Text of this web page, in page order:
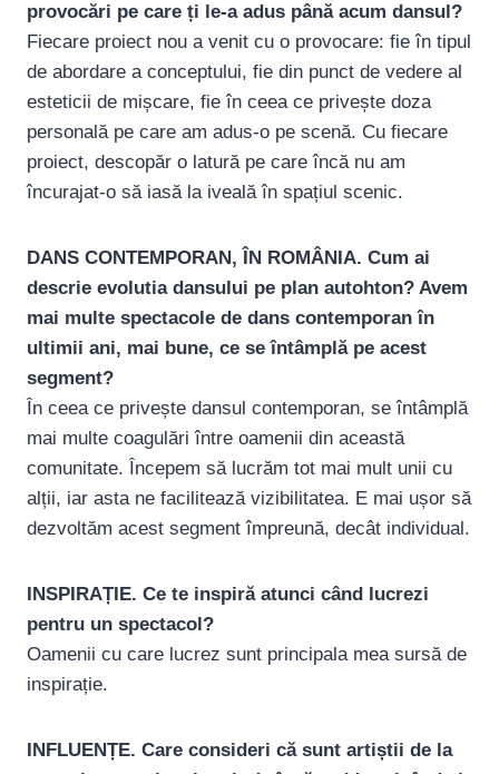
provocări pe care ți le-a adus până acum dansul?
Fiecare proiect nou a venit cu o provocare: fie în tipul
de abordare a conceptului, fie din punct de vedere al
esteticii de mișcare, fie în ceea ce privește doza
personală pe care am adus-o pe scenă. Cu fiecare
proiect, descopăr o latură pe care încă nu am
încurajat-o să iasă la iveală în spațiul scenic.
DANS CONTEMPORAN, ÎN ROMÂNIA. Cum ai
descrie evolutia dansului pe plan autohton? Avem
mai multe spectacole de dans contemporan în
ultimii ani, mai bune, ce se întâmplă pe acest
segment?
În ceea ce privește dansul contemporan, se întâmplă
mai multe coagulări între oamenii din această
comunitate. Începem să lucrăm tot mai mult unii cu
alții, iar asta ne facilitează vizibilitatea. E mai ușor să
dezvoltăm acest segment împreună, decât individual.
INSPIRAȚIE. Ce te inspiră atunci când lucrezi
pentru un spectacol?
Oamenii cu care lucrez sunt principala mea sursă de
inspirație.
INFLUENȚE. Care consideri că sunt artiștii de la